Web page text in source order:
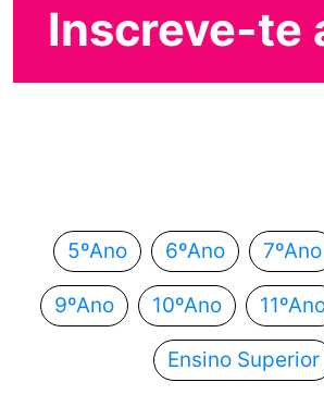
Inscreve-te
5ºAno 6ºAno 7ºAno
9ºAno 10ºAno
Ensino Superior